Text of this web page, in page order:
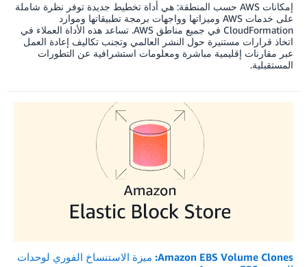
إمكانات AWS حسب المنطقة: هي أداة تخطيط جديدة توفر نظرة شاملة
على خدمات AWS وميزاتها وواجهات برمجة تطبيقاتها وموارد
CloudFormation في جميع مناطق AWS. تساعد هذه الأداة العملاء في
اتخاذ قرارات مستنيرة حول النشر العالمي وتجنب تكاليف إعادة العمل
عبر مقارنات إقليمية مباشرة ومعلومات استشرافية عن التطورات
المستقبلية.
Amazon EBS Volume Clones: ميزة الاستنساخ الفوري لوحدات